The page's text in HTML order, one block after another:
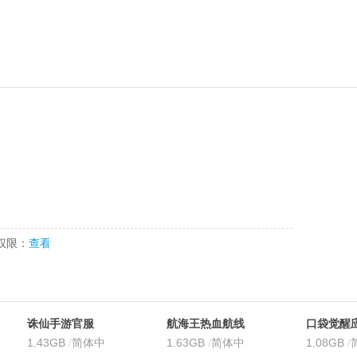
限： 查看
诛仙手游官服
1.43GB /简体中
航海王热血航线
官服
1.63GB /简体中
口袋觉醒
版本
1.08GB /